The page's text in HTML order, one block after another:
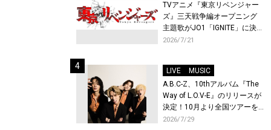
TVアニメ『東京リベンジャー
ズ』三天戦争編オープニング
主題歌がJO1「IGNITE」に決
定！メンバー全員から喜びと
先行上映会を開催！
2026/7/21
LIVE
MUSIC
A.B.C-Z、10thアルバム『The
Way of L.O.V-E』のリリースが
決定！10月より全国ツアーを
開催！
2026/7/29